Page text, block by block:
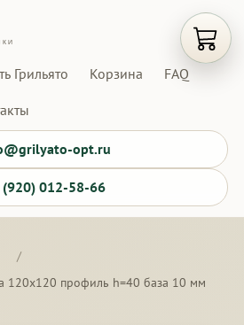
Грильято Корзина FAQ
opt.ru
(920) 012-58-66
/
120х120 профиль h=40 база 10 мм